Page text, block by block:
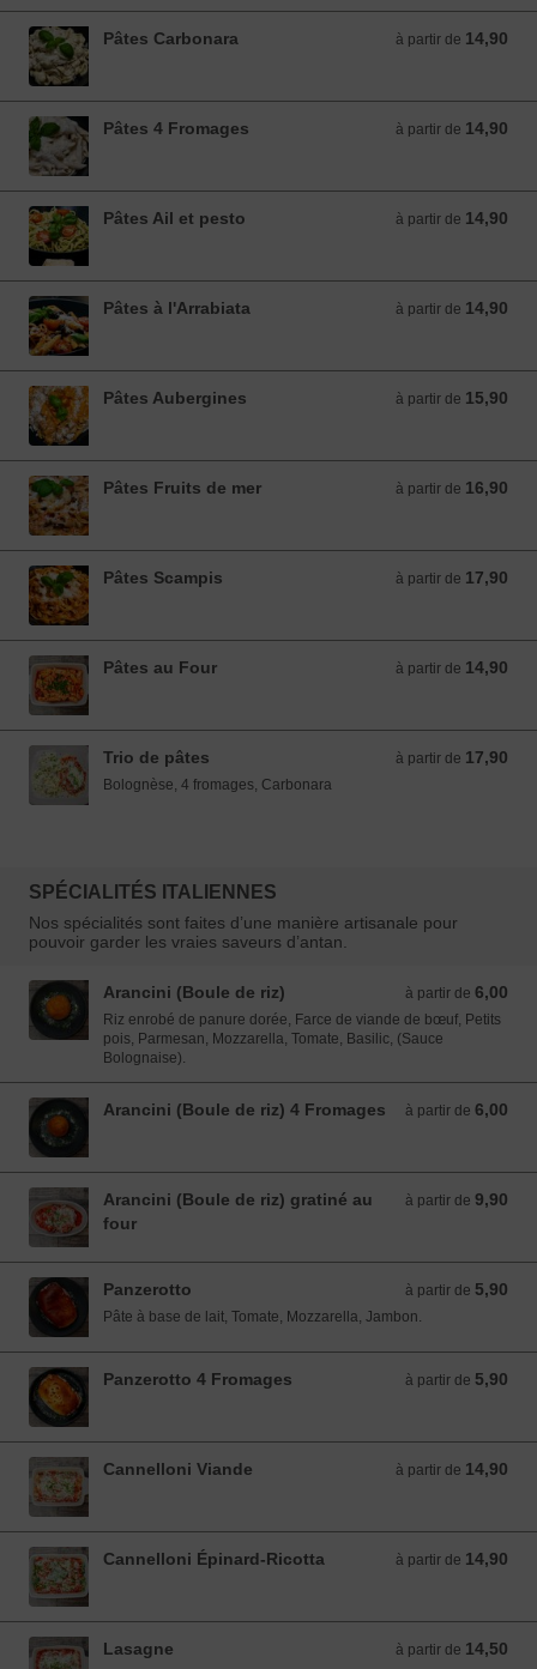
Pâtes Carbonara à partir de 14,90
à partir de 14,90 EUR
Pâtes 4 Fromages à partir de 14,90
à partir de 14,90 EUR
Pâtes Ail et pesto à partir de 14,90
à partir de 14,90 EUR
Pâtes à l'Arrabiata à partir de 14,90
à partir de 14,90 EUR
Pâtes Aubergines à partir de 15,90
à partir de 15,90 EUR
Pâtes Fruits de mer à partir de 16,90
à partir de 16,90 EUR
Pâtes Scampis à partir de 17,90
à partir de 17,90 EUR
Pâtes au Four à partir de 14,90
à partir de 14,90 EUR
Trio de pâtes à partir de 17,90
à partir de 17,90 EUR
Bolognèse, 4 fromages, Carbonara
SPÉCIALITÉS ITALIENNES
Nos spécialités sont faites d’une manière artisanale pour
pouvoir garder les vraies saveurs d’antan.
Arancini (Boule de riz) à partir de 6,00
à partir de 6,00 EUR
Riz enrobé de panure dorée, Farce de viande de bœuf, Petits
pois, Parmesan, Mozzarella, Tomate, Basilic, (Sauce
Bolognaise).
Arancini (Boule de riz) 4 Fromages à partir de 6,00
à partir de 6,00 EUR
Arancini (Boule de riz) gratiné au
four
à partir de 9,90
à partir de 9,90 EUR
Panzerotto à partir de 5,90
à partir de 5,90 EUR
Pâte à base de lait, Tomate, Mozzarella, Jambon.
Panzerotto 4 Fromages à partir de 5,90
à partir de 5,90 EUR
Cannelloni Viande à partir de 14,90
à partir de 14,90 EUR
Cannelloni Épinard-Ricotta à partir de 14,90
à partir de 14,90 EUR
Lasagne à partir de 14,50
à partir de 14,50 EUR